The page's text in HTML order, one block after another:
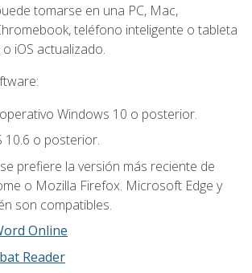
tomarse en una PC, Mac,
teléfono inteligente o tableta
iOS actualizado.
Windows 10 o posterior.
10.6 o posterior.
prefiere la versión más reciente de
o Mozilla Firefox. Microsoft Edge y
son compatibles.
Online
Reader